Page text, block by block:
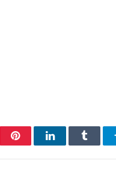
PinterestLinkedInTumblr